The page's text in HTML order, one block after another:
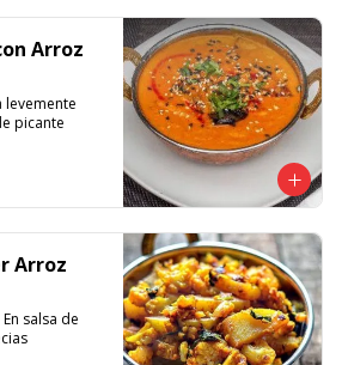
Arroz
levemente
picante
Arroz
salsa de